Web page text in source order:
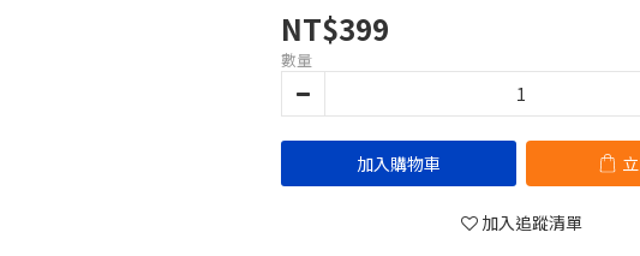
NT$399
數量
加入購物車
加入追蹤清單